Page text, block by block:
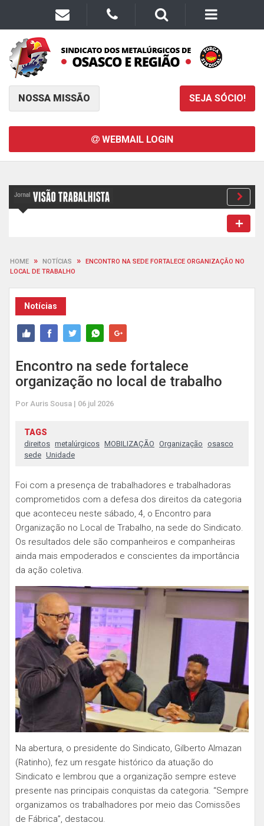
NOSSA MISSÃO SEJA SÓCIO!
WEBMAIL LOGIN
HOME » NOTÍCIAS »
ENCONTRO NA SEDE FORTALECE ORGANIZAÇÃO NO
LOCAL DE TRABALHO
Notícias
Encontro na sede fortalece
organização no local de trabalho
Por Auris Sousa | 06 jul 2026
TAGS
direitos metalúrgicos MOBILIZAÇÃO Organização osasco
sede Unidade
Foi com a presença de trabalhadores e trabalhadoras
comprometidos com a defesa dos direitos da categoria
que aconteceu neste sábado, 4, o Encontro para
Organização no Local de Trabalho, na sede do Sindicato.
Os resultados dele são companheiros e companheiras
ainda mais empoderados e conscientes da importância
da ação coletiva.
Na abertura, o presidente do Sindicato, Gilberto Almazan
(Ratinho), fez um resgate histórico da atuação do
Sindicato e lembrou que a organização sempre esteve
presente nas principais conquistas da categoria. “Sempre
organizamos os trabalhadores por meio das Comissões
de Fábrica”, destacou.